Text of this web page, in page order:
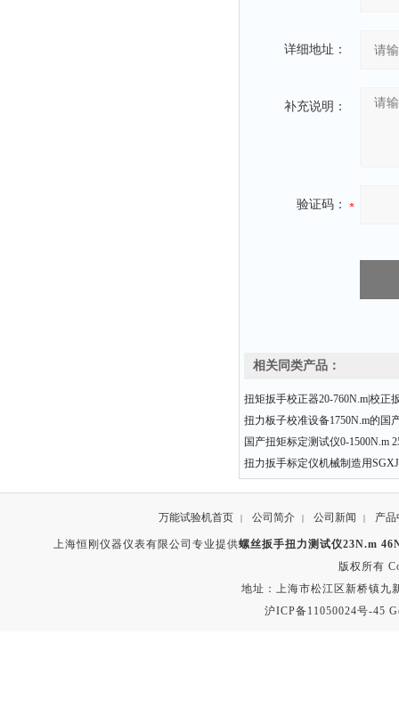
详细地址：
补充说明：
验证码：
相关同类产品：
扭矩扳手校正器20-760N.m|校正
扭力板子校准设备1750N.m的国
国产扭矩标定测试仪0-1500N.m
扭力扳手标定仪机械制造用
万能试验机首页 | 公司简介 | 公司新闻 | 产品
上海恒刚仪器仪表有限公司专业提供螺丝扳手扭力测试仪23N.m
版权所有
地址：上海市松江区新桥镇九
沪ICP备11050024号-45